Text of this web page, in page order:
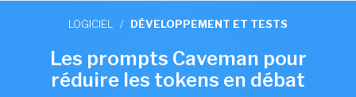
LOGICIEL / DÉVELOPPEMENT ET TESTS
Les prompts Caveman pour
réduire les tokens en débat